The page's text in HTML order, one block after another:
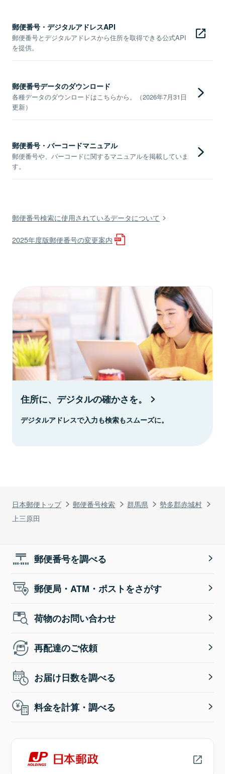
日本郵便トップ 郵便番号検索 群馬県
勢多郡赤城村
上三原田
郵便番号・デジタルアドレスAPI
郵便番号とデジタルアドレスから住所を取得できる公式API
を提供。
郵便番号データのダウンロード
各種データのダウンロードはこちらから。（2026年7月31日
更新）
郵便番号・バーコードマニュアル
郵便番号や、バーコードに関するマニュアルを掲載していま
す。
郵便番号検索に使用されているデータについて
2025年度版郵便番号の変更案内
住所に、デジタルの確かさを。
デジタルアドレスで入力も検索もスムーズに。
郵便番号を調べる
郵便局・ATM・ポストをさがす
荷物のお問い合わせ
再配達のご依頼
お届け日数を調べる
料金を計算・調べる